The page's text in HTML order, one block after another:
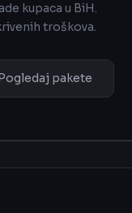
kupaca u BiH.
troškova.
pakete